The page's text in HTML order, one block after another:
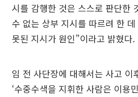
시를 감행한 것은 스스로 판단한
수 없는 상부 지시를 따르려 한
못된 지시가 원인”이라고 밝혔다.
임 전 사단장에 대해서는 사고 이
‘수중수색을 지휘한 사람은 이용